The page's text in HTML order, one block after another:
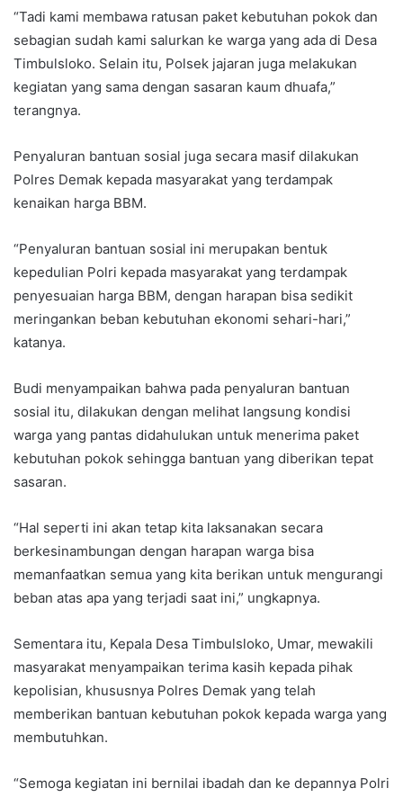
“Tadi kami membawa ratusan paket kebutuhan pokok dan
sebagian sudah kami salurkan ke warga yang ada di Desa
Timbulsloko. Selain itu, Polsek jajaran juga melakukan
kegiatan yang sama dengan sasaran kaum dhuafa,”
terangnya.
Penyaluran bantuan sosial juga secara masif dilakukan
Polres Demak kepada masyarakat yang terdampak
kenaikan harga BBM.
“Penyaluran bantuan sosial ini merupakan bentuk
kepedulian Polri kepada masyarakat yang terdampak
penyesuaian harga BBM, dengan harapan bisa sedikit
meringankan beban kebutuhan ekonomi sehari-hari,”
katanya.
Budi menyampaikan bahwa pada penyaluran bantuan
sosial itu, dilakukan dengan melihat langsung kondisi
warga yang pantas didahulukan untuk menerima paket
kebutuhan pokok sehingga bantuan yang diberikan tepat
sasaran.
“Hal seperti ini akan tetap kita laksanakan secara
berkesinambungan dengan harapan warga bisa
memanfaatkan semua yang kita berikan untuk mengurangi
beban atas apa yang terjadi saat ini,” ungkapnya.
Sementara itu, Kepala Desa Timbulsloko, Umar, mewakili
masyarakat menyampaikan terima kasih kepada pihak
kepolisian, khususnya Polres Demak yang telah
memberikan bantuan kebutuhan pokok kepada warga yang
membutuhkan.
“Semoga kegiatan ini bernilai ibadah dan ke depannya Polri